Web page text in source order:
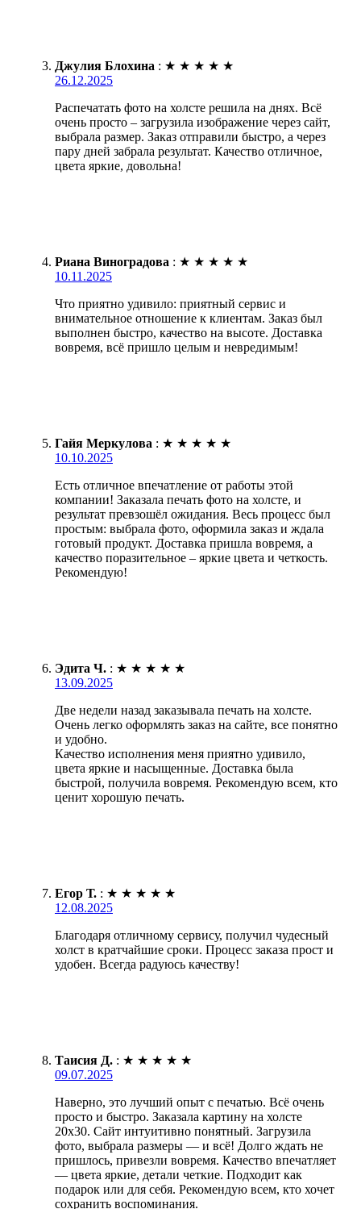
Джулия Блохина : ★ ★ ★ ★ ★
26.12.2025
Распечатать фото на холсте решила на днях. Всё
очень просто – загрузила изображение через сайт,
выбрала размер. Заказ отправили быстро, а через
пару дней забрала результат. Качество отличное,
цвета яркие, довольна!
Риана Виноградова : ★ ★ ★ ★ ★
10.11.2025
Что приятно удивило: приятный сервис и
внимательное отношение к клиентам. Заказ был
выполнен быстро, качество на высоте. Доставка
вовремя, всё пришло целым и невредимым!
Гайя Меркулова : ★ ★ ★ ★ ★
10.10.2025
Есть отличное впечатление от работы этой
компании! Заказала печать фото на холсте, и
результат превзошёл ожидания. Весь процесс был
простым: выбрала фото, оформила заказ и ждала
готовый продукт. Доставка пришла вовремя, а
качество поразительное – яркие цвета и четкость.
Рекомендую!
Эдита Ч. : ★ ★ ★ ★ ★
13.09.2025
Две недели назад заказывала печать на холсте.
Очень легко оформлять заказ на сайте, все понятно
и удобно.
Качество исполнения меня приятно удивило,
цвета яркие и насыщенные. Доставка была
быстрой, получила вовремя. Рекомендую всем, кто
ценит хорошую печать.
Егор Т. : ★ ★ ★ ★ ★
12.08.2025
Благодаря отличному сервису, получил чудесный
холст в кратчайшие сроки. Процесс заказа прост и
удобен. Всегда радуюсь качеству!
Таисия Д. : ★ ★ ★ ★ ★
09.07.2025
Наверно, это лучший опыт с печатью. Всё очень
просто и быстро. Заказала картину на холсте
20х30. Сайт интуитивно понятный. Загрузила
фото, выбрала размеры — и всё! Долго ждать не
пришлось, привезли вовремя. Качество впечатляет
— цвета яркие, детали четкие. Подходит как
подарок или для себя. Рекомендую всем, кто хочет
сохранить воспоминания.